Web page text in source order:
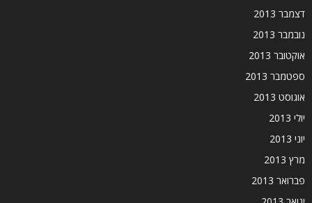
דצמבר 2013
נובמבר 2013
אוקטובר 2013
ספטמבר 2013
אוגוסט 2013
יולי 2013
יוני 2013
מרץ 2013
פברואר 2013